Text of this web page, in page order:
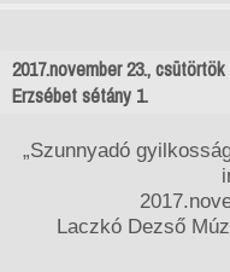
2017.november 23.,
Erzsébet sétány 1.
„Szunnyadó
Laczkó Dezső